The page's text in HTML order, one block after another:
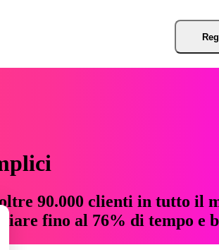
90.000 clienti in tutto il
fino al 76% di tempo e